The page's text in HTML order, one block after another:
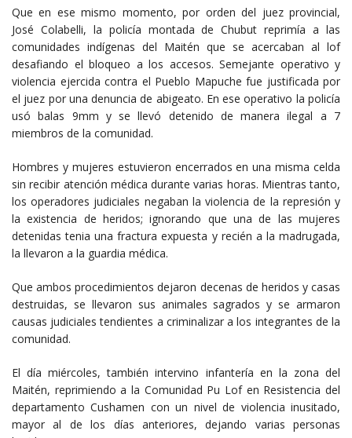
Que en ese mismo momento, por orden del juez provincial,
José Colabelli, la policía montada de Chubut reprimía a las
comunidades indígenas del Maitén que se acercaban al lof
desafiando el bloqueo a los accesos. Semejante operativo y
violencia ejercida contra el Pueblo Mapuche fue justificada por
el juez por una denuncia de abigeato. En ese operativo la policía
usó balas 9mm y se llevó detenido de manera ilegal a 7
miembros de la comunidad.
Hombres y mujeres estuvieron encerrados en una misma celda
sin recibir atención médica durante varias horas. Mientras tanto,
los operadores judiciales negaban la violencia de la represión y
la existencia de heridos; ignorando que una de las mujeres
detenidas tenia una fractura expuesta y recién a la madrugada,
la llevaron a la guardia médica.
Que ambos procedimientos dejaron decenas de heridos y casas
destruidas, se llevaron sus animales sagrados y se armaron
causas judiciales tendientes a criminalizar a los integrantes de la
comunidad.
El día miércoles, también intervino infantería en la zona del
Maitén, reprimiendo a la Comunidad Pu Lof en Resistencia del
departamento Cushamen con un nivel de violencia inusitado,
mayor al de los días anteriores, dejando varias personas